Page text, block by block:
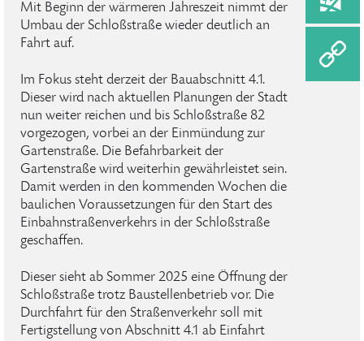
Mit Beginn der wärmeren Jahreszeit nimmt der
Umbau der Schloßstraße wieder deutlich an
Fahrt auf.
Im Fokus steht derzeit der Bauabschnitt 4.1.
Dieser wird nach aktuellen Planungen der Stadt
nun weiter reichen und bis Schloßstraße 82
vorgezogen, vorbei an der Einmündung zur
Gartenstraße. Die Befahrbarkeit der
Gartenstraße wird weiterhin gewährleistet sein.
Damit werden in den kommenden Wochen die
baulichen Voraussetzungen für den Start des
Einbahnstraßenverkehrs in der Schloßstraße
geschaffen.
Dieser sieht ab Sommer 2025 eine Öffnung der
Schloßstraße trotz Baustellenbetrieb vor. Die
Durchfahrt für den Straßenverkehr soll mit
Fertigstellung von Abschnitt 4.1 ab Einfahrt